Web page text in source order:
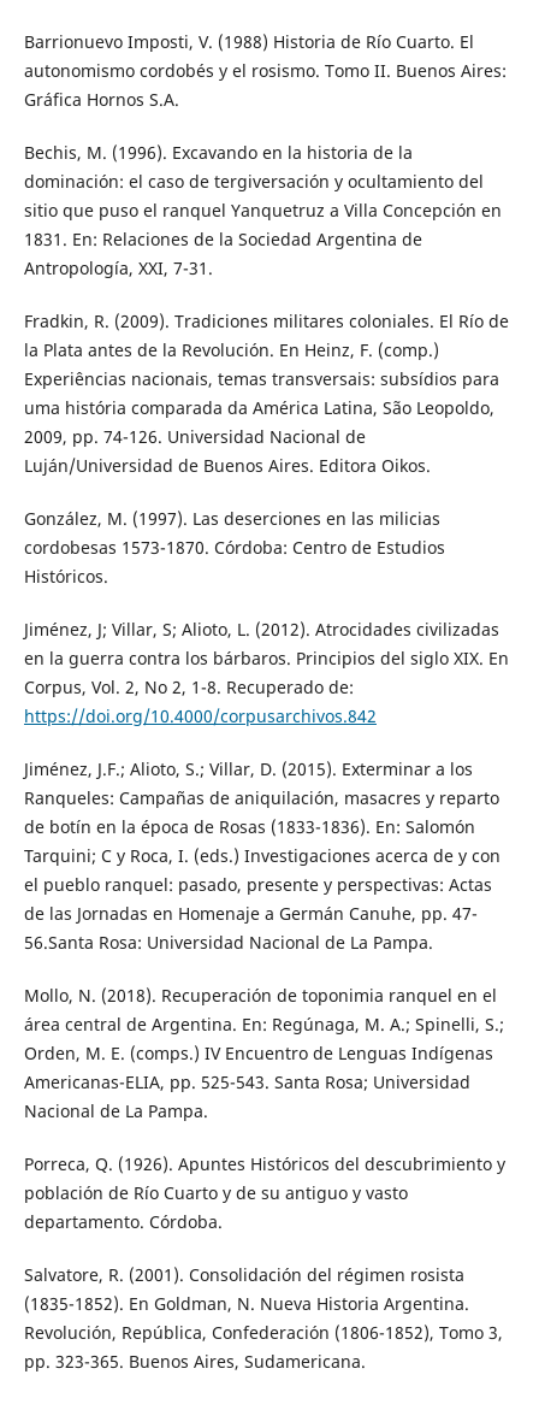
Barrionuevo Imposti, V. (1988) Historia de Río Cuarto. El
autonomismo cordobés y el rosismo. Tomo II. Buenos Aires:
Gráfica Hornos S.A.
Bechis, M. (1996). Excavando en la historia de la
dominación: el caso de tergiversación y ocultamiento del
sitio que puso el ranquel Yanquetruz a Villa Concepción en
1831. En: Relaciones de la Sociedad Argentina de
Antropología, XXI, 7-31.
Fradkin, R. (2009). Tradiciones militares coloniales. El Río de
la Plata antes de la Revolución. En Heinz, F. (comp.)
Experiências nacionais, temas transversais: subsídios para
uma história comparada da América Latina, São Leopoldo,
2009, pp. 74-126. Universidad Nacional de
Luján/Universidad de Buenos Aires. Editora Oikos.
González, M. (1997). Las deserciones en las milicias
cordobesas 1573-1870. Córdoba: Centro de Estudios
Históricos.
Jiménez, J; Villar, S; Alioto, L. (2012). Atrocidades civilizadas
en la guerra contra los bárbaros. Principios del siglo XIX. En
Corpus, Vol. 2, No 2, 1-8. Recuperado de:
https://doi.org/10.4000/corpusarchivos.842
Jiménez, J.F.; Alioto, S.; Villar, D. (2015). Exterminar a los
Ranqueles: Campañas de aniquilación, masacres y reparto
de botín en la época de Rosas (1833-1836). En: Salomón
Tarquini; C y Roca, I. (eds.) Investigaciones acerca de y con
el pueblo ranquel: pasado, presente y perspectivas: Actas
de las Jornadas en Homenaje a Germán Canuhe, pp. 47-
56.Santa Rosa: Universidad Nacional de La Pampa.
Mollo, N. (2018). Recuperación de toponimia ranquel en el
área central de Argentina. En: Regúnaga, M. A.; Spinelli, S.;
Orden, M. E. (comps.) IV Encuentro de Lenguas Indígenas
Americanas-ELIA, pp. 525-543. Santa Rosa; Universidad
Nacional de La Pampa.
Porreca, Q. (1926). Apuntes Históricos del descubrimiento y
población de Río Cuarto y de su antiguo y vasto
departamento. Córdoba.
Salvatore, R. (2001). Consolidación del régimen rosista
(1835-1852). En Goldman, N. Nueva Historia Argentina.
Revolución, República, Confederación (1806-1852), Tomo 3,
pp. 323-365. Buenos Aires, Sudamericana.